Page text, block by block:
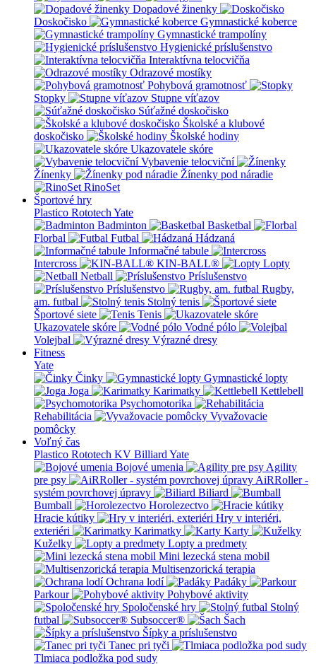
Dopadové žinenky
Doskočisko
Gymnastické koberce
Gymnastické trampolíny
Hygienické príslušenstvo
Interaktívna telocvičňa
Odrazové mostíky
Pohybová gramotnosť
Stopky
Stupne víťazov
Súťažné doskočisko
Školské a klubové
doskočisko
Školské hodiny
Ukazovatele skóre
Vybavenie telocviční
Žínenky
Žínenky pod náradie
RinoSet
Športové hry
Plastico Rototech Yate
Badminton
Basketbal
Florbal
Futbal
Hádzaná
Informačné tabule
Intercross
KIN-BALL®
Lopty
Netball
Príslušenstvo
Príslušenstvo
Rugby,
am. futbal
Stolný tenis
Športové siete
Tenis
Ukazovatele skóre
Vodné pólo
Volejbal
Výrazné dresy
Fitness
Yate
Činky
Gymnastické lopty
Joga
Karimatky
Kettlebell
Psychomotorika
Rehabilitácia
Vyvažovacie
pomôcky
Voľný čas
Plastico Rototech KV Billiard Yate
Bojové umenia
Agility
pre psy
AiRRoller -
systém povrchovej úpravy
Biliard
Bumball
Horolezectvo
Hracie kútiky
Hry v interiéri,
exteriéri
Karimatky
Karty
Kuželky
Lopty a predmety
Mini lezecká stena mobil
Multisenzorická terapia
Ochrana lodí
Padáky
Parkour
Pohybové aktivity
Spoločenské hry
Stolný
futbal
Subsoccer®
Šach
Šípky a príslušenstvo
Tanec pri tyči
Tlmiaca podložka pod sudy